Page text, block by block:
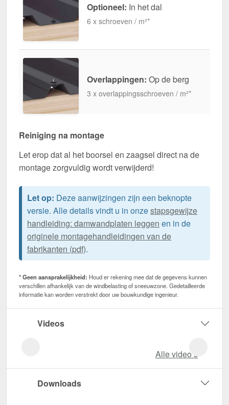
Optioneel: In het dal
6 x schroeven / m²*
Overlappingen: Op de berg
3 x overlappingsschroeven / m²*
Reiniging na montage
Let erop dat al het boorsel en zaagsel direct na de
montage zorgvuldig wordt verwijderd!
Let op: Deze aanwijzingen zijn een beknopte
versie. Alle details vindt u in onzestapsgewijze
handleiding: damwandplaten leggen en in de
originele montagehandleidingen van de
fabrikanten (pdf).
* Geen aansprakelijkheid: Houd er rekening mee dat de gegevens kunnen
verschillen afhankelijk van de windbelasting of sneeuwzone. Gedetailleerde
informatie kan worden verstrekt door uw bouwkundige ingenieur.
Videos
Alle video‘s
Downloads